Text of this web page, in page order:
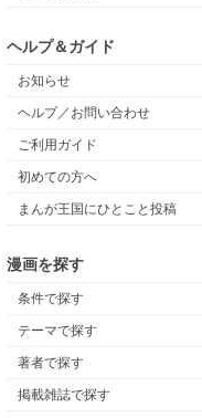
ヘルプ＆ガイド
お知らせ
ヘルプ／お問い合わせ
ご利用ガイド
初めての方へ
まんが王国にひとこと投稿
漫画を探す
条件で探す
テーマで探す
著者で探す
掲載雑誌で探す